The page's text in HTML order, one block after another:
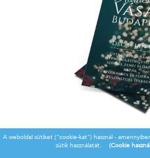
A weboldal sütiket ("cookie-kat") használ -
sütik használatát.
(Cookie